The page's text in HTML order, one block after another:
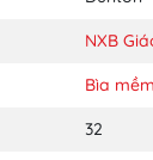
NXB
Bìa mềm
32